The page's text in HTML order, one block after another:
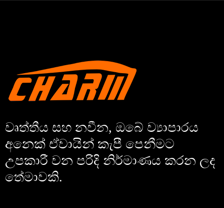
වෘත්තීය සහ නවීන, ඔබේ ව්‍යාපාරය
අනෙක් ඒවායින් කැපී පෙනීමට
උපකාරී වන පරිදි නිර්මාණය කරන ලද
තේමාවකි.